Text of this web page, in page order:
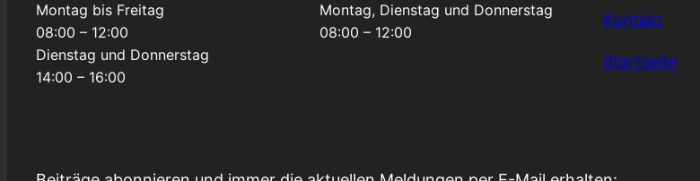
Montag bis Freitag
08:00 – 12:00
Dienstag und Donnerstag
14:00 – 16:00
Montag, Dienstag und Donnerstag
08:00 – 12:00
Kontakt
Startseite